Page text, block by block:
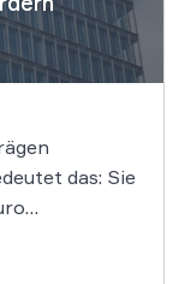
das: Sie
viele